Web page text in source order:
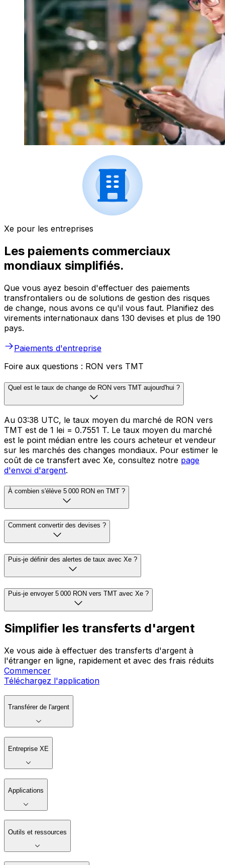
Xe pour les entreprises
Les paiements commerciaux
mondiaux simplifiés.
Que vous ayez besoin d'effectuer des paiements
transfrontaliers ou de solutions de gestion des risques
de change, nous avons ce qu'il vous faut. Planifiez des
virements internationaux dans 130 devises et plus de 190
pays.
Paiements d'entreprise
Foire aux questions : RON vers TMT
Quel est le taux de change de RON vers TMT aujourd'hui ?
Au 03:38 UTC, le taux moyen du marché de RON vers
TMT est de 1 lei = 0.7551 T. Le taux moyen du marché
est le point médian entre les cours acheteur et vendeur
sur les marchés des changes mondiaux. Pour estimer le
coût de ce transfert avec Xe, consultez notre page
d'envoi d'argent.
À combien s'élève 5 000 RON en TMT ?
Comment convertir des devises ?
Puis-je définir des alertes de taux avec Xe ?
Puis-je envoyer 5 000 RON vers TMT avec Xe ?
Simplifier les transferts d'argent
Xe vous aide à effectuer des transferts d'argent à
l'étranger en ligne, rapidement et avec des frais réduits
Commencer
Téléchargez l'application
Transférer de l'argent
Entreprise XE
Applications
Outils et ressources